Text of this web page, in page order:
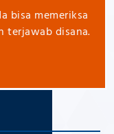
bisa memeriksa
terjawab disana.